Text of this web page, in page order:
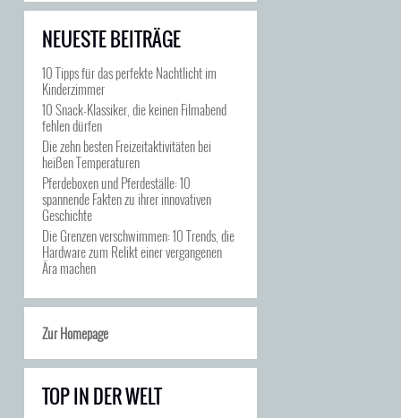
NEUESTE BEITRÄGE
10 Tipps für das perfekte Nachtlicht im
Kinderzimmer
10 Snack-Klassiker, die keinen Filmabend
fehlen dürfen
Die zehn besten Freizeitaktivitäten bei
heißen Temperaturen
Pferdeboxen und Pferdeställe: 10
spannende Fakten zu ihrer innovativen
Geschichte
Die Grenzen verschwimmen: 10 Trends, die
Hardware zum Relikt einer vergangenen
Ära machen
Zur Homepage
TOP IN DER WELT